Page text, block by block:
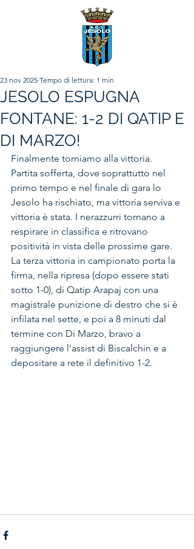
JESOLO ESPUGNA
FONTANE: 1-2 DI QATIP E
DI MARZO!
23 nov 2025 Tempo di lettura: 1 min
Finalmente torniamo alla vittoria.
Partita sofferta, dove soprattutto nel
primo tempo e nel finale di gara lo
Jesolo ha rischiato, ma vittoria serviva e
vittoria è stata. I nerazzurri tornano a
respirare in classifica e ritrovano
positività in vista delle prossime gare.
La terza vittoria in campionato porta la
firma, nella ripresa (dopo essere stati
sotto 1-0), di Qatip Arapaj con una
magistrale punizione di destro che si è
infilata nel sette, e poi a 8 minuti dal
termine con Di Marzo, bravo a
raggiungere l'assist di Biscalchin e a
depositare a rete il definitivo 1-2.